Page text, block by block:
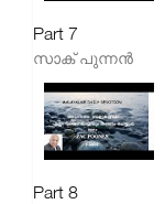
Part 7
സാക് പുന്നൻ
Part 8